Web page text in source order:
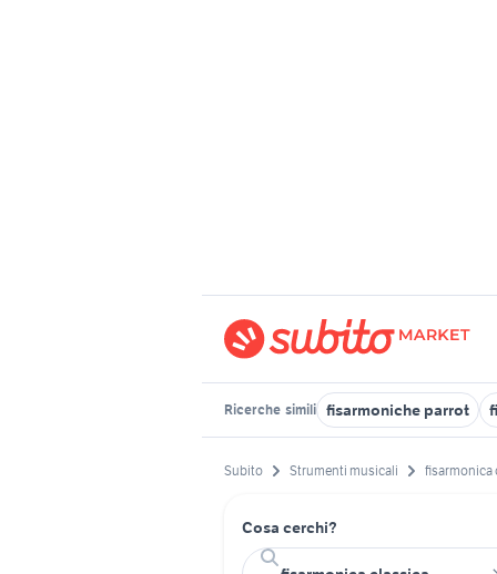
Ricerche simili fisarmoniche parrot
Subito Strumenti musicali fisarmonica
Cosa cerchi?